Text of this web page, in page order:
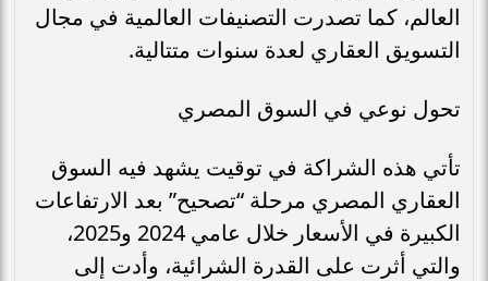
العالم، كما تصدرت التصنيفات العالمية في مجال
التسويق العقاري لعدة سنوات متتالية.
تحول نوعي في السوق المصري
تأتي هذه الشراكة في توقيت يشهد فيه السوق
العقاري المصري مرحلة “تصحيح” بعد الارتفاعات
الكبيرة في الأسعار خلال عامي 2024 و2025،
والتي أثرت على القدرة الشرائية، وأدت إلى